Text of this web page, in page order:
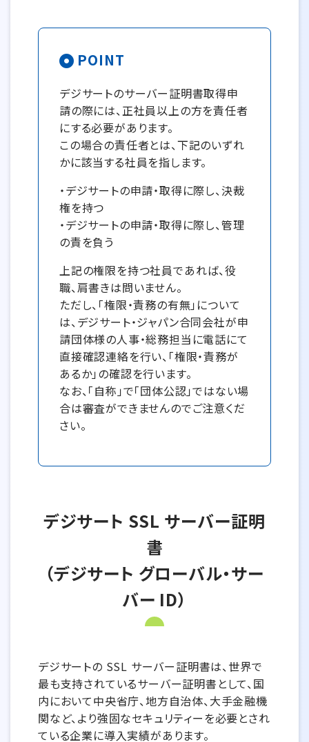
POINT
デジサートのサーバー証明書取得申
請の際には、正社員以上の方を責任者
にする必要があります。
この場合の責任者とは、下記のいずれ
かに該当する社員を指します。
・デジサートの申請・取得に際し、決裁
権を持つ
・デジサートの申請・取得に際し、管理
の責を負う
上記の権限を持つ社員であれば、役
職、肩書きは問いません。
ただし、「権限・責務の有無」について
は、デジサート・ジャパン合同会社が申
請団体様の人事・総務担当に電話にて
直接確認連絡を行い、「権限・責務が
あるか」の確認を行います。
なお、「自称」で「団体公認」ではない場
合は審査ができませんのでご注意くだ
さい。
デジサート SSL サーバー証明
書
（デジサート グローバル・サー
バー ID）
デジサートの SSL サーバー証明書は、世界で
最も支持されているサーバー証明書として、国
内において中央省庁、地方自治体、大手金融機
関など、より強固なセキュリティーを必要とされ
ている企業に導入実績があります。